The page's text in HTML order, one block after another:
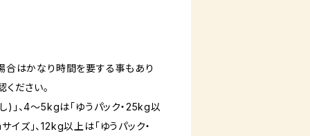
はかなり時間を要する事もあり
ください。
、4～5kgは「ゆうパック・25kg以
ズ」、12kg以上は「ゆうパック・